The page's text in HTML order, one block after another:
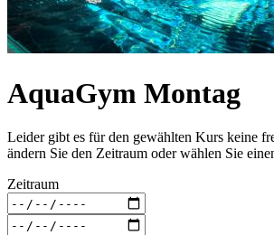
AquaGym Montag
Leider gibt es für den gewählten Kurs keine
ändern Sie den Zeitraum oder wählen Sie
Zeitraum